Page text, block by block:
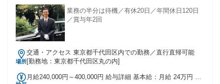
業務の半分は待機／有休20日／年間休日120日
／賞与年2回
場所
交通・アクセス 東京都千代田区内での勤務／直行直帰可能
[勤務地：東京都千代田区丸の内]
月給240,000円～400,000円 給与詳細 基本給：月給 24万円 〜